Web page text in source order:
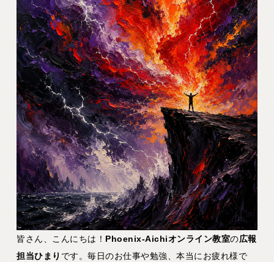
皆さん、こんにちは！ Phoenix-Aichiオンライン教室の広報
担当ひまり です。毎日のお仕事や勉強、本当にお疲れ様で